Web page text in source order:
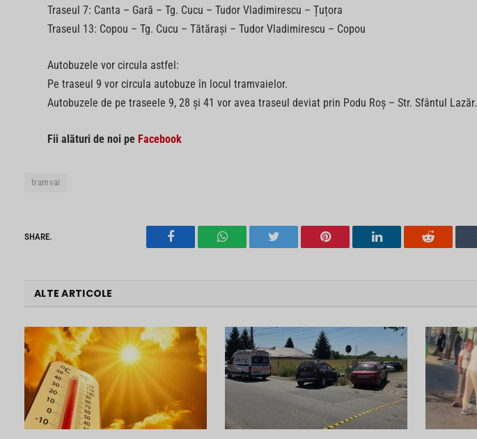
Traseul 7: Canta – Gară – Tg. Cucu – Tudor Vladimirescu – Țuțora
Traseul 13: Copou – Tg. Cucu – Tătărași – Tudor Vladimirescu – Copou
Autobuzele vor circula astfel:
Pe traseul 9 vor circula autobuze în locul tramvaielor.
Autobuzele de pe traseele 9, 28 și 41 vor avea traseul deviat prin Podu Roș – Str. Sfântul Lazăr.
Fii alături de noi pe Facebook
tramvai
SHARE.
Facebook WhatsAppTwitter Pinterest LinkedIn Reddit
ALTE ARTICOLE